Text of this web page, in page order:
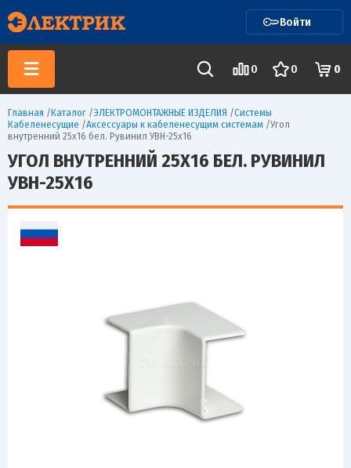
Войти
0 0 0
Главная /Каталог /ЭЛЕКТРОМОНТАЖНЫЕ ИЗДЕЛИЯ /Системы
Кабеленесущие /Аксессуары к кабеленесущим системам /Угол
внутренний 25х16 бел. Рувинил УВН-25х16
УГОЛ ВНУТРЕННИЙ 25Х16 БЕЛ. РУВИНИЛ
УВН-25Х16